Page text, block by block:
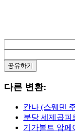
공유하기
다른 변환:
칸나 (스웨덴
분당 세제곱피
기가볼트 암페